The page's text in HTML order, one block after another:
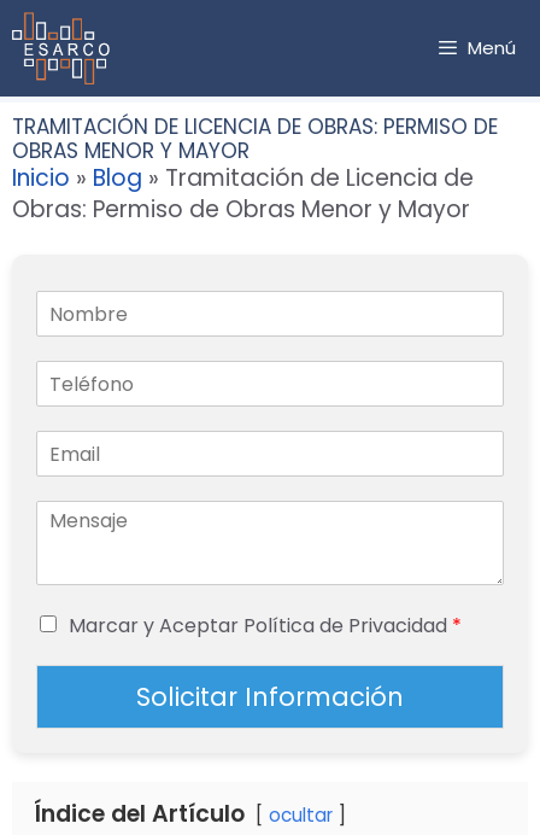
Saltar
al
contenido
Menú
TRAMITACIÓN DE LICENCIA DE OBRAS: PERMISO DE
OBRAS MENOR Y MAYOR
Inicio » Blog » Tramitación de Licencia de
Obras: Permiso de Obras Menor y Mayor
Marcar y Aceptar Política de Privacidad *
Solicitar Información
Índice del Artículo ocultar